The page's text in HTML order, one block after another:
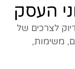
העסק
לצרכים של
משימות,